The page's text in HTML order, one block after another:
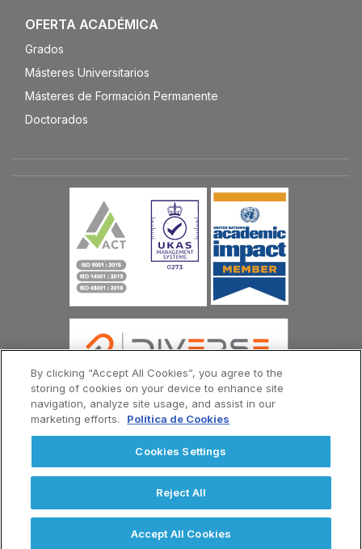
OFERTA ACADÉMICA
Grados
Másteres Universitarios
Másteres de Formación Permanente
Doctorados
© Copyright Universidad Europea del Atlántico 2026
Menú
Contáctenos
Términos y Condiciones
By clicking “Accept All Cookies”, you agree to the
storing of cookies on your device to enhance site
navigation, analyze site usage, and assist in our
marketing efforts.
Política de Cookies
Cookies Settings
Reject All
Accept All Cookies